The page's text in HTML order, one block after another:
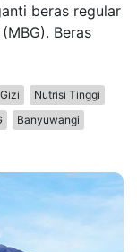
beras regular
Beras
Gizi
Nutrisi Tinggi
Banyuwangi